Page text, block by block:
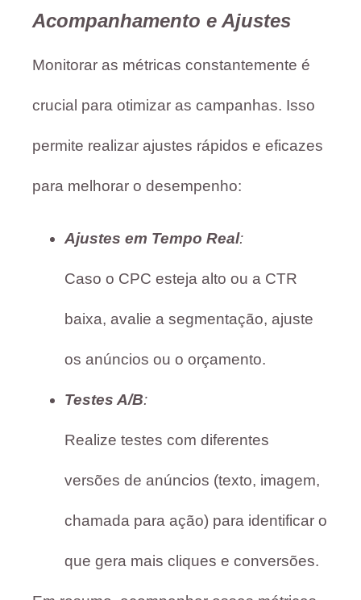
Acompanhamento e Ajustes
Monitorar as métricas constantemente é
crucial para otimizar as campanhas. Isso
permite realizar ajustes rápidos e eficazes
para melhorar o desempenho:
Ajustes em Tempo Real:
Caso o CPC esteja alto ou a CTR
baixa, avalie a segmentação, ajuste
os anúncios ou o orçamento.
Testes A/B:
Realize testes com diferentes
versões de anúncios (texto, imagem,
chamada para ação) para identificar o
que gera mais cliques e conversões.